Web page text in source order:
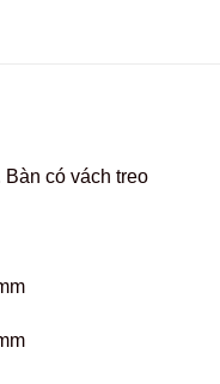
có vách treo